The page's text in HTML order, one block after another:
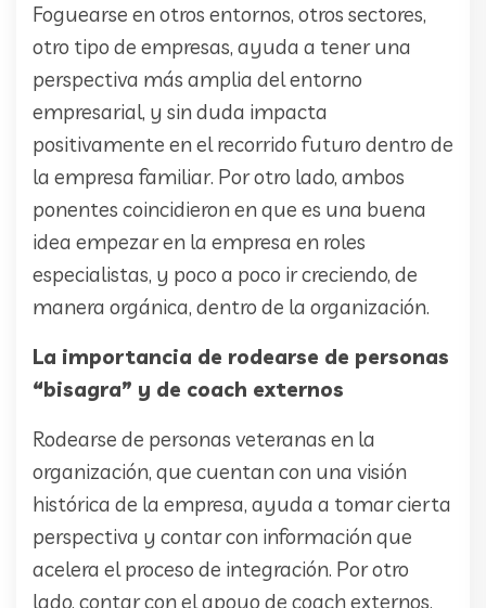
Foguearse en otros entornos, otros sectores,
otro tipo de empresas, ayuda a tener una
perspectiva más amplia del entorno
empresarial, y sin duda impacta
positivamente en el recorrido futuro dentro de
la empresa familiar. Por otro lado, ambos
ponentes coincidieron en que es una buena
idea empezar en la empresa en roles
especialistas, y poco a poco ir creciendo, de
manera orgánica, dentro de la organización.
La importancia de rodearse de personas
“bisagra” y de coach externos
Rodearse de personas veteranas en la
organización, que cuentan con una visión
histórica de la empresa, ayuda a tomar cierta
perspectiva y contar con información que
acelera el proceso de integración. Por otro
lado, contar con el apoyo de coach externos,